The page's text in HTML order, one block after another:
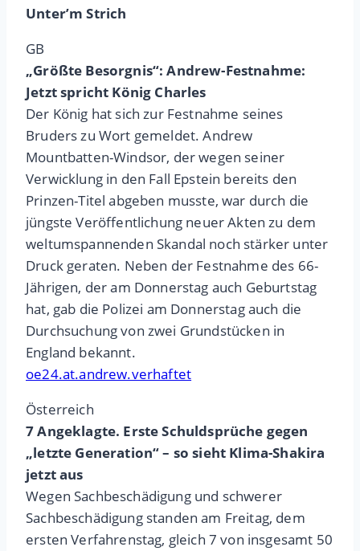
Unter’m Strich
GB
„Größte Besorgnis“: Andrew-Festnahme:
Jetzt spricht König Charles
Der König hat sich zur Festnahme seines
Bruders zu Wort gemeldet. Andrew
Mountbatten-Windsor, der wegen seiner
Verwicklung in den Fall Epstein bereits den
Prinzen-Titel abgeben musste, war durch die
jüngste Veröffentlichung neuer Akten zu dem
weltumspannenden Skandal noch stärker unter
Druck geraten. Neben der Festnahme des 66-
Jährigen, der am Donnerstag auch Geburtstag
hat, gab die Polizei am Donnerstag auch die
Durchsuchung von zwei Grundstücken in
England bekannt.
oe24.at.andrew.verhaftet
Österreich
7 Angeklagte. Erste Schuldsprüche gegen
„letzte Generation“ – so sieht Klima-Shakira
jetzt aus
Wegen Sachbeschädigung und schwerer
Sachbeschädigung standen am Freitag, dem
ersten Verfahrenstag, gleich 7 von insgesamt 50